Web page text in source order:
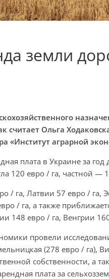
земли
считает Ольга
«Институт аграрной
плата в Украине за год
120 евро / га, частной —
/ га, Латвии 57 евро / га,
/ га, а также
148 евро / га, Венгрии
провели
(278 евро / га),
собственности, а
плата за